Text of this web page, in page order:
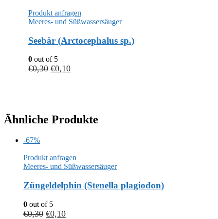
Produkt anfragen
Meeres- und Süßwassersäuger
Seebär (Arctocephalus sp.)
0 out of 5
€0,30 €0,10
Ähnliche Produkte
-67%
Produkt anfragen
Meeres- und Süßwassersäuger
Züngeldelphin (Stenella plagiodon)
0 out of 5
€0,30 €0,10